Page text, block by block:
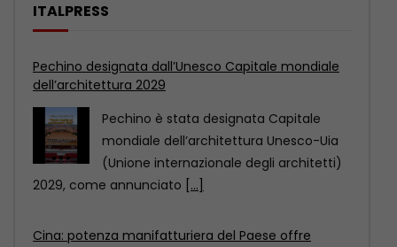
ITALPRESS
Cina: potenza manifatturiera del Paese offre
opportunità a livello globale
La Cina non è soltanto una potenza
manifatturiera, ma anche un
importante mercato di consumo.[...]
immersioni. Sanzioni per 90 mila euro